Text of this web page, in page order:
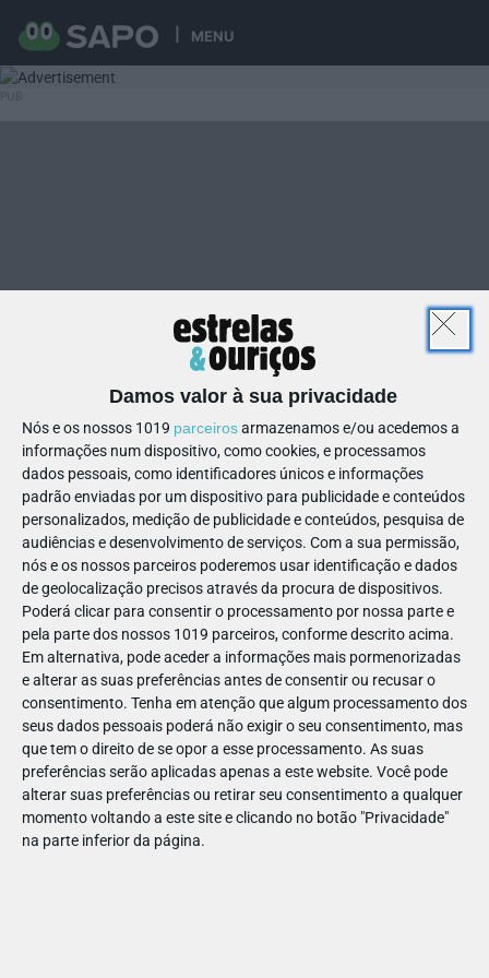
MENU
Damos valor à sua privacidade
Nós e os nossos 1019 parceirosarmazenamos e/ou acedemos a
informações num dispositivo, como cookies, e processamos
dados pessoais, como identificadores únicos e informações
padrão enviadas por um dispositivo para publicidade e conteúdos
personalizados, medição de publicidade e conteúdos, pesquisa de
audiências e desenvolvimento de serviços. Com a sua permissão,
nós e os nossos parceiros poderemos usar identificação e dados
de geolocalização precisos através da procura de dispositivos.
Poderá clicar para consentir o processamento por nossa parte e
pela parte dos nossos 1019 parceiros, conforme descrito acima.
Em alternativa, pode aceder a informações mais pormenorizadas
e alterar as suas preferências antes de consentir ou recusar o
consentimento. Tenha em atenção que algum processamento dos
seus dados pessoais poderá não exigir o seu consentimento, mas
que tem o direito de se opor a esse processamento. As suas
preferências serão aplicadas apenas a este website. Você pode
alterar suas preferências ou retirar seu consentimento a qualquer
momento voltando a este site e clicando no botão "Privacidade"
na parte inferior da página.
10
1197521857946492